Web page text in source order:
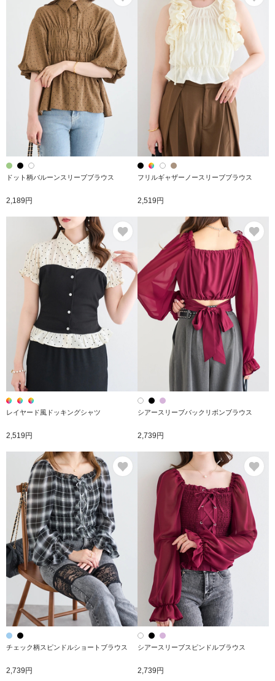
ドット柄バルーンスリーブブラウス
2,189円
フリルギャザーノースリーブブラウス
2,519円
レイヤード風ドッキングシャツ
2,519円
シアースリーブバックリボンブラウス
2,739円
チェック柄スピンドルショートブラウス
2,739円
シアースリーブスピンドルブラウス
2,739円